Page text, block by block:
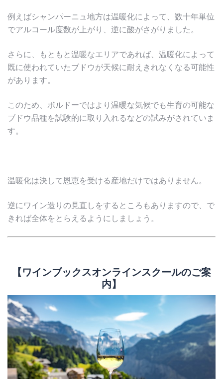
例えばシャンパーニュ地方は温暖化によって、数十年単位
でアルコール度数が上がり、逆に酸がさがりました。
さらに、もともと温暖なエリアであれば、温暖化によって
既に使われていたブドウが天候に耐えきれなくなる可能性
があります。
このため、ボルドーではより温暖な気候でも生育の可能な
ブドウ品種を試験的に取り入れるなどの試みがされていま
す。
温暖化は決して恩恵を受ける産地だけではありません。
逆にワイン造りの見直しをするところもありますので、で
きれば全体をとらえるようにしましょう。
【ワインブックスオンラインスクールのご案
内】